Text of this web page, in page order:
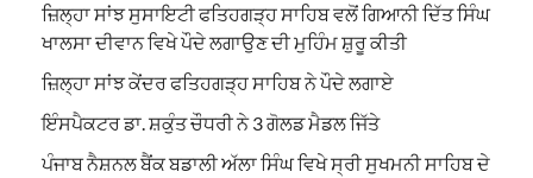
ਜ਼ਿਲ੍ਹਾ ਸਾਂਝ ਸੁਸਾਇਟੀ ਫਤਿਹਗੜ੍ਹ ਸਾਹਿਬ ਵਲੋਂ ਗਿਆਨੀ ਦਿੱਤ ਸਿੰਘ
ਖਾਲਸਾ ਦੀਵਾਨ ਵਿਖੇ ਪੌਦੇ ਲਗਾਉਣ ਦੀ ਮੁਹਿੰਮ ਸ਼ੁਰੂ ਕੀਤੀ
ਜ਼ਿਲ੍ਹਾ ਸਾਂਝ ਕੇਂਦਰ ਫਤਿਹਗੜ੍ਹ ਸਾਹਿਬ ਨੇ ਪੌਦੇ ਲਗਾਏ
ਇੰਸਪੈਕਟਰ ਡਾ. ਸ਼ਕੁੰਤ ਚੌਧਰੀ ਨੇ 3 ਗੋਲਡ ਮੈਡਲ ਜਿੱਤੇ
ਪੰਜਾਬ ਨੈਸ਼ਨਲ ਬੈਂਕ ਬਡਾਲੀ ਅੱਲਾ ਸਿੰਘ ਵਿਖੇ ਸ੍ਰੀ ਸੁਖਮਨੀ ਸਾਹਿਬ ਦੇ